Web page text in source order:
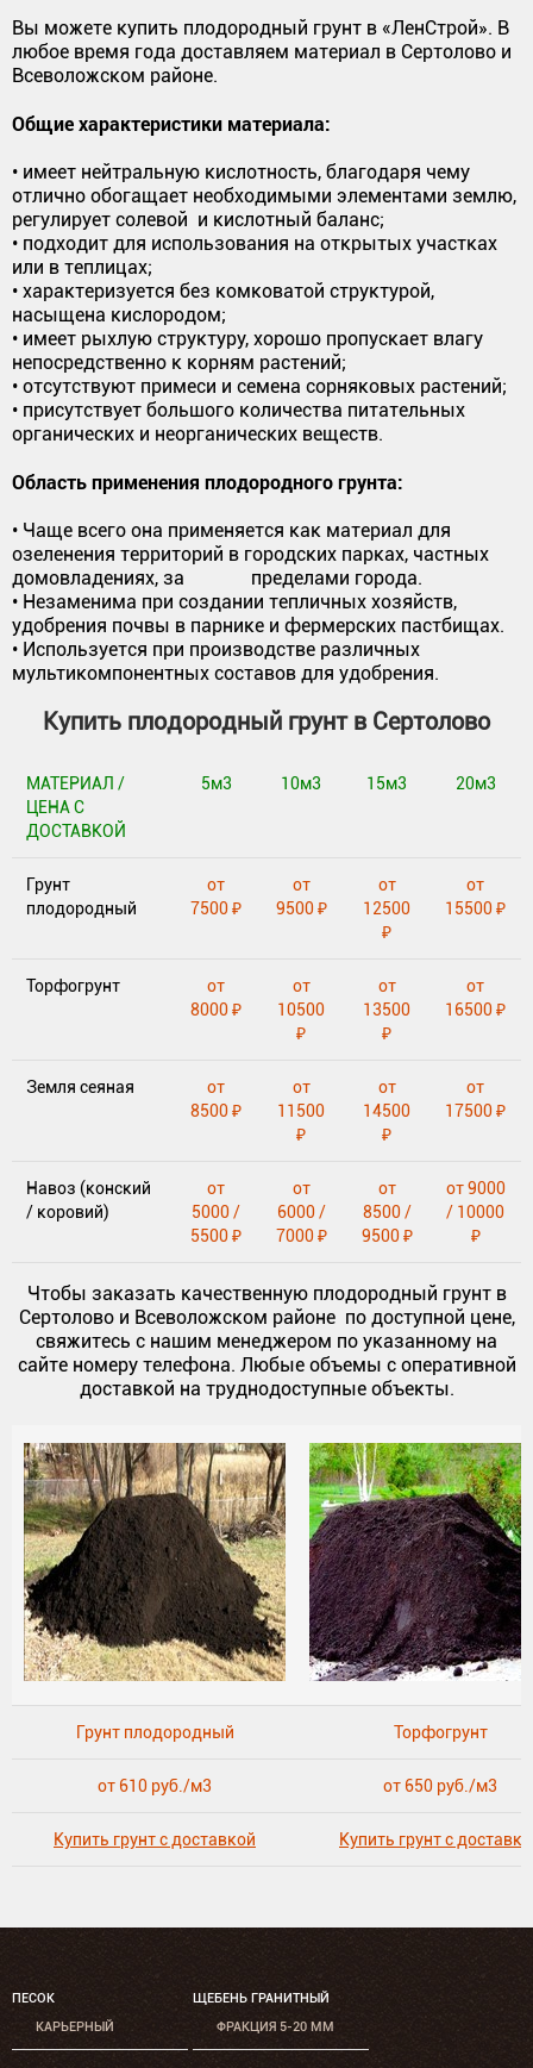
Вы можете купить плодородный грунт в «ЛенСтрой». В
любое время года доставляем материал в Сертолово и
Всеволожском районе.
Общие характеристики материала:
• имеет нейтральную кислотность, благодаря чему
отлично обогащает необходимыми элементами землю,
регулирует солевой и кислотный баланс;
• подходит для использования на открытых участках
или в теплицах;
• характеризуется без комковатой структурой,
насыщена кислородом;
• имеет рыхлую структуру, хорошо пропускает влагу
непосредственно к корням растений;
• отсутствуют примеси и семена сорняковых растений;
• присутствует большого количества питательных
органических и неорганических веществ.
Область применения плодородного грунта:
• Чаще всего она применяется как материал для
озеленения территорий в городских парках, частных
домовладениях, за пределами города.
• Незаменима при создании тепличных хозяйств,
удобрения почвы в парнике и фермерских пастбищах.
• Используется при производстве различных
мультикомпонентных составов для удобрения.
Купить плодородный грунт в Сертолово
МАТЕРИАЛ /
ЦЕНА С
ДОСТАВКОЙ
5м3 10м3 15м3 20м3
Грунт
плодородный
от
7500 ₽
от
9500 ₽
от
12500
₽
от
15500 ₽
Торфогрунт
от
8000 ₽
от
10500
₽
от
13500
₽
от
16500 ₽
Земля сеяная
от
8500 ₽
от
11500
₽
от
14500
₽
от
17500 ₽
Навоз (конский
/ коровий)
от
5000 /
5500 ₽
от
6000 /
7000 ₽
от
8500 /
9500 ₽
от 9000
/ 10000
₽
Чтобы заказать качественную плодородный грунт в
Сертолово и Всеволожском районе по доступной цене,
свяжитесь с нашим менеджером по указанному на
сайте номеру телефона. Любые объемы с оперативной
доставкой на труднодоступные объекты.
Грунт плодородный Торфогрунт
от 610 руб./м3 от 650 руб./м3
Купить грунт с доставкой Купить грунт с
ПЕСОК
КАРЬЕРНЫЙ
ЩЕБЕНЬ ГРАНИТНЫЙ
ФРАКЦИЯ 5-20 ММ